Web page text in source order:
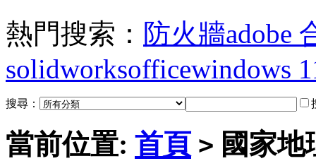
熱門搜索： 防火牆adobe
solidworksofficewindows
搜尋：
當前位置: 首頁 > 國家